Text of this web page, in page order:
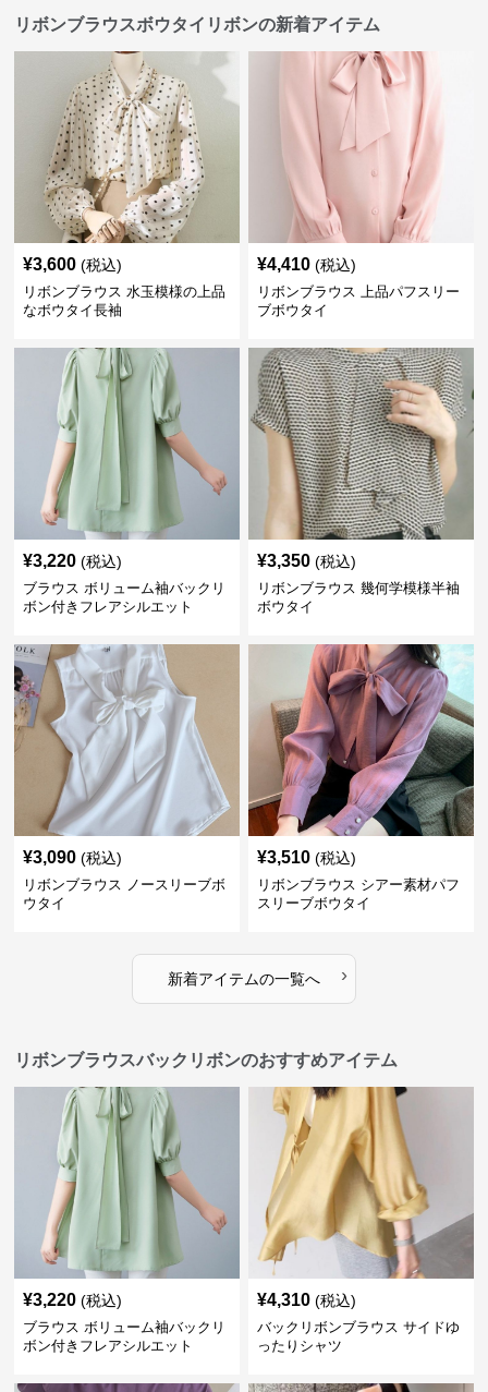
リボンブラウスボウタイリボンの新着アイテム
¥3,600 (税込)
リボンブラウス 水玉模様の上品
なボウタイ長袖
¥4,410 (税込)
リボンブラウス 上品パフスリー
ブボウタイ
¥3,220 (税込)
ブラウス ボリューム袖バックリ
ボン付きフレアシルエット
¥3,350 (税込)
リボンブラウス 幾何学模様半袖
ボウタイ
¥3,090 (税込)
リボンブラウス ノースリーブボ
ウタイ
¥3,510 (税込)
リボンブラウス シアー素材パフ
スリーブボウタイ
新着アイテムの一覧へ ›
リボンブラウスバックリボンのおすすめアイテム
¥3,220 (税込)
ブラウス ボリューム袖バックリ
ボン付きフレアシルエット
¥4,310 (税込)
バックリボンブラウス サイドゆ
ったりシャツ